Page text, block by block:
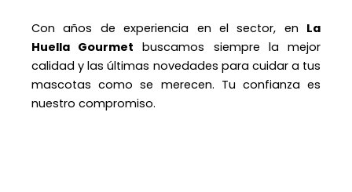
Con años de experiencia en el sector, en La
Huella Gourmet buscamos siempre la mejor
calidad y las últimas novedades para cuidar a tus
mascotas como se merecen. Tu confianza es
nuestro compromiso.